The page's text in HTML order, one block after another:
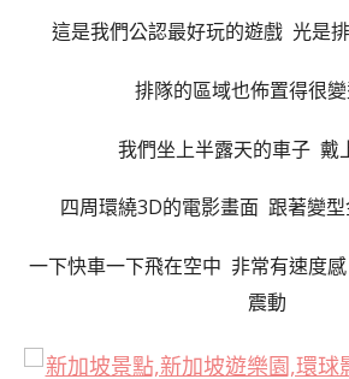
這是我們公認最好玩的遊戲 光是
排隊的區域也佈置得很
我們坐上半露天的車子 戴
四周環繞3D的電影畫面 跟著變
一下快車一下飛在空中 非常有速度
震動